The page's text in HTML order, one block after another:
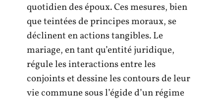
quotidien des époux. Ces mesures, bien
que teintées de principes moraux, se
déclinent en actions tangibles. Le
mariage, en tant qu’entité juridique,
régule les interactions entre les
conjoints et dessine les contours de leur
vie commune sous l’égide d’un régime